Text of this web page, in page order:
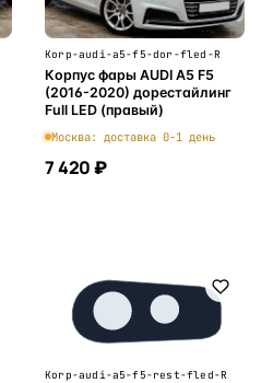
Korp-audi-a5-f5-dor-fled-R
Корпус фары AUDI A5 F5
(2016-2020) дорестайлинг
Full LED (правый)
Москва: доставка 0-1 день
7 420 ₽
Korp-audi-a5-f5-rest-fled-R